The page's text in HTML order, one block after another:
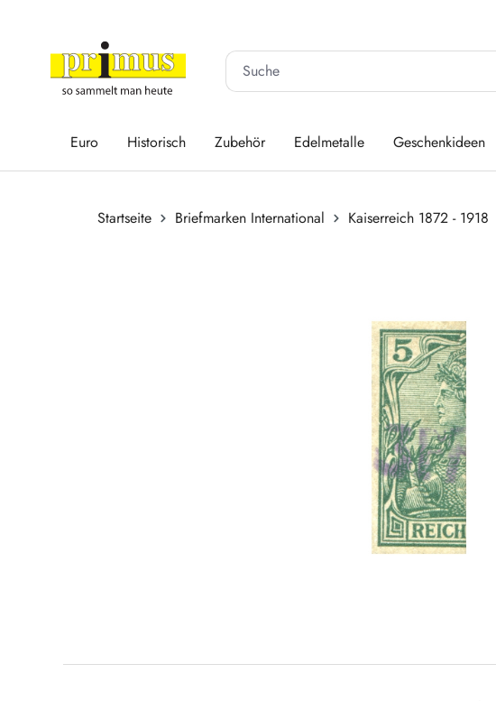
Euro Historisch Zubehör Edelmetalle Geschenkideen
Startseite Briefmarken International Kaiserreich 1872 - 1918